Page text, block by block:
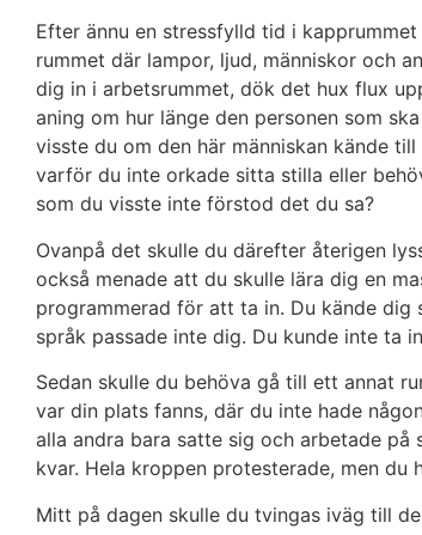
Efter ännu en stressfylld tid i
rummet där lampor, ljud, människor och
dig in i arbetsrummet, dök det hux flux
aning om hur länge den personen som
visste du om den här människan kände
varför du inte orkade sitta stilla eller
som du visste inte förstod det du sa?
Ovanpå det skulle du därefter återigen
också menade att du skulle lära dig en
programmerad för att ta in. Du kände dig
språk passade inte dig. Du kunde inte ta
Sedan skulle du behöva gå till ett annat
var din plats fanns, där du inte hade
alla andra bara satte sig och arbetade
kvar. Hela kroppen protesterade, men du
Mitt på dagen skulle du tvingas iväg till